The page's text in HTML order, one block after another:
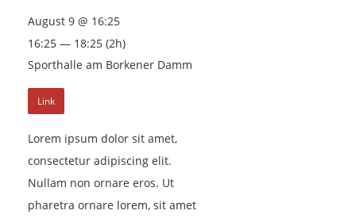
Lorem ipsum dolor sit amet,
consectetur adipiscing elit.
Nullam non ornare eros. Ut
pharetra ornare lorem, sit amet
August 9 @ 16:25
16:25 — 18:25 (2h)
Sporthalle am Borkener Damm
Link